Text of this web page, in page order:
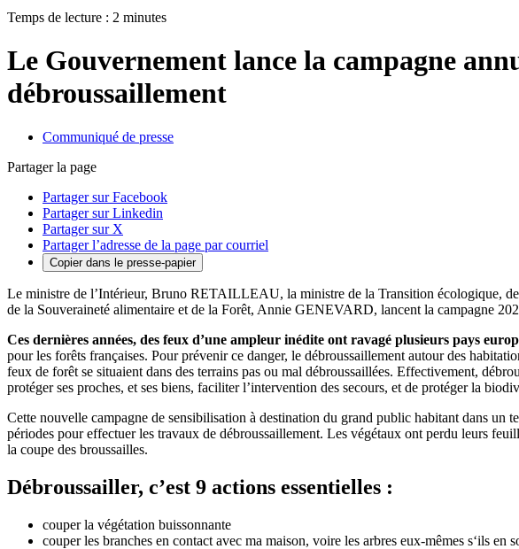
Temps de lecture : 2 minutes
Le Gouvernement lance la campagne
débroussaillement
Communiqué de presse
Partager la page
Partager sur Facebook
Partager sur Linkedin
Partager sur X
Partager l’adresse de la page par courriel
Copier dans le presse-papier
Le ministre de l’Intérieur, Bruno RETAILLEAU, la ministre de la Transition écologique,
de la Souveraineté alimentaire et de la Forêt, Annie GENEVARD, lancent la campagne
Ces dernières années, des feux d’une ampleur inédite ont ravagé plusieurs pays
pour les forêts françaises. Pour prévenir ce danger, le débroussaillement autour des
feux de forêt se situaient dans des terrains pas ou mal débroussaillées. Effectivement,
protéger ses proches, et ses biens, faciliter l’intervention des secours, et de protéger la
Cette nouvelle campagne de sensibilisation à destination du grand public habitant dans
périodes pour effectuer les travaux de débroussaillement. Les végétaux ont perdu leurs
la coupe des broussailles.
Débroussailler, c’est 9 actions essentielles :
couper la végétation buissonnante
couper les branches en contact avec ma maison, voire les arbres eux-mêmes s‘ils